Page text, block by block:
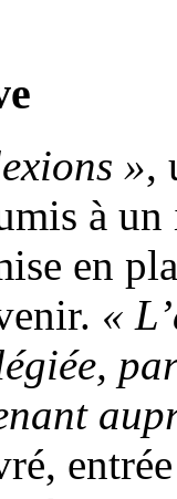
»,
à
en
«